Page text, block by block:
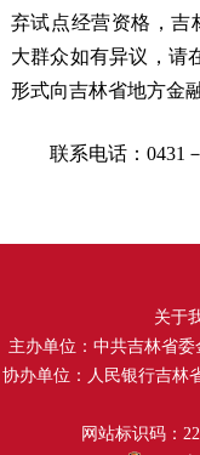
弃试点经营资格，吉
大群众如有异议，请
形式向吉林省地方金
联系电话：0431
关于
主办单位：中共吉林省委
协办单位：人民银行吉林
网站标识码：